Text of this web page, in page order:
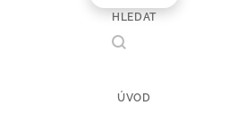
HLEDAT
ÚVOD